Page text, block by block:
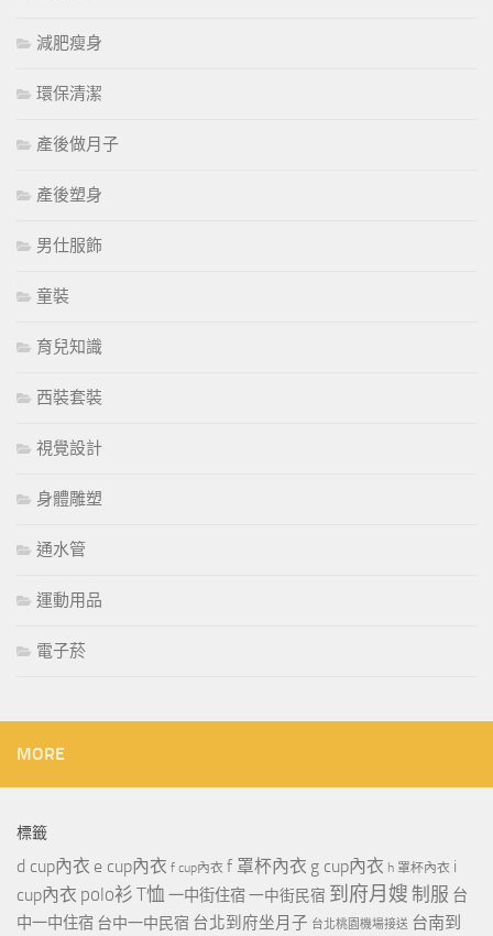
減肥瘦身
環保清潔
產後做月子
產後塑身
男仕服飾
童裝
育兒知識
西裝套裝
視覺設計
身體雕塑
通水管
運動用品
電子菸
MORE
標籤
d cup內衣 e cup內衣 f cup內衣 f 罩杯內衣 g cup內衣 h 罩杯內衣 i
cup內衣 polo衫 T恤 一中街住宿一中街民宿 到府月嫂 制服 台
中一中住宿 台中一中民宿 台北到府坐月子 台北桃園機場接送 台南到